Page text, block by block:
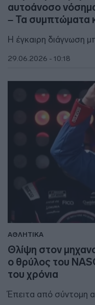
αυτοάνοσο
– Τα συμπτώματα
Η έγκαιρη διάγνωση
29.06.2026 - 10:18
ΑΘΛΗΤΙΚΑ
Θλίψη στον
ο θρύλος του
του χρόνια
Έπειτα από σύντομη